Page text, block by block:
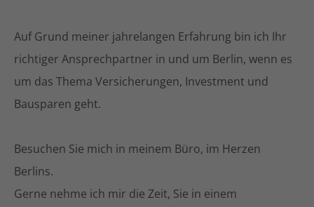
Auf Grund meiner jahrelangen Erfahrung bin ich Ihr
richtiger Ansprechpartner in und um Berlin, wenn es
um das Thema Versicherungen, Investment und
Bausparen geht.
Besuchen Sie mich in meinem Büro, im Herzen
Berlins.
Gerne nehme ich mir die Zeit, Sie in einem